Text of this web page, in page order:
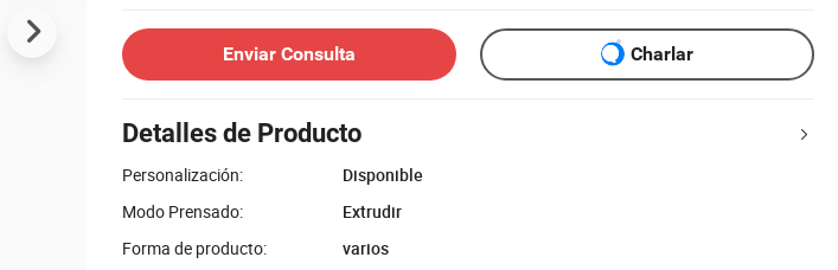
Enviar Consulta Charlar
Detalles de Producto
Personalización:
Disponible
Modo Prensado:
Extrudir
Forma de producto:
varios